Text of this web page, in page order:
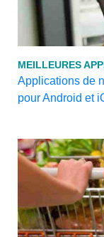
MEILLEURES
Applications de
pour Android et